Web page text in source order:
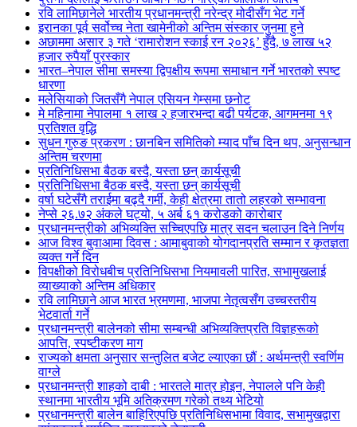
रवि लामिछानेले भारतीय प्रधानमन्त्री नरेन्द्र मोदीसँग भेट गर्ने
इरानका पूर्व सर्वोच्च नेता खामेनीको अन्तिम संस्कार जुनमा हुने
अछाममा असार ३ गते ‘रामारोशन स्काई रन २०२६’ हुँदै, ७ लाख ५२
हजार रुपैयाँ पुरस्कार
भारत–नेपाल सीमा समस्या द्विपक्षीय रूपमा समाधान गर्ने भारतको स्पष्ट
धारणा
मलेसियाको जितसँगै नेपाल एसियन गेम्समा छनोट
मे महिनामा नेपालमा १ लाख २ हजारभन्दा बढी पर्यटक, आगमनमा १९
प्रतिशत वृद्धि
सुधन गुरुङ प्रकरण : छानबिन समितिको म्याद पाँच दिन थप, अनुसन्धान
अन्तिम चरणमा
प्रतिनिधिसभा बैठक बस्दै, यस्ता छन् कार्यसूची
प्रतिनिधिसभा बैठक बस्दै, यस्ता छन् कार्यसूची
वर्षा घटेसँगै तराईमा बढ्दै गर्मी, केही क्षेत्रमा तातो लहरको सम्भावना
नेप्से २६.७२ अंकले घट्यो, ५ अर्ब ६१ करोडको कारोबार
प्रधानमन्त्रीको अभिव्यक्ति सच्चिएपछि मात्र सदन चलाउन दिने निर्णय
आज विश्व बुवाआमा दिवस : आमाबुवाको योगदानप्रति सम्मान र कृतज्ञता
व्यक्त गर्ने दिन
विपक्षीको विरोधबीच प्रतिनिधिसभा नियमावली पारित, सभामुखलाई
व्याख्याको अन्तिम अधिकार
रवि लामिछाने आज भारत भ्रमणमा, भाजपा नेतृत्वसँग उच्चस्तरीय
भेटवार्ता गर्ने
प्रधानमन्त्री बालेनको सीमा सम्बन्धी अभिव्यक्तिप्रति विज्ञहरूको
आपत्ति, स्पष्टीकरण माग
राज्यको क्षमता अनुसार सन्तुलित बजेट ल्याएका छौं : अर्थमन्त्री स्वर्णिम
वाग्ले
प्रधानमन्त्री शाहको दाबी : भारतले मात्र होइन, नेपालले पनि केही
स्थानमा भारतीय भूमि अतिक्रमण गरेको तथ्य भेटियो
प्रधानमन्त्री बालेन बाहिरिएपछि प्रतिनिधिसभामा विवाद, सभामुखद्वारा